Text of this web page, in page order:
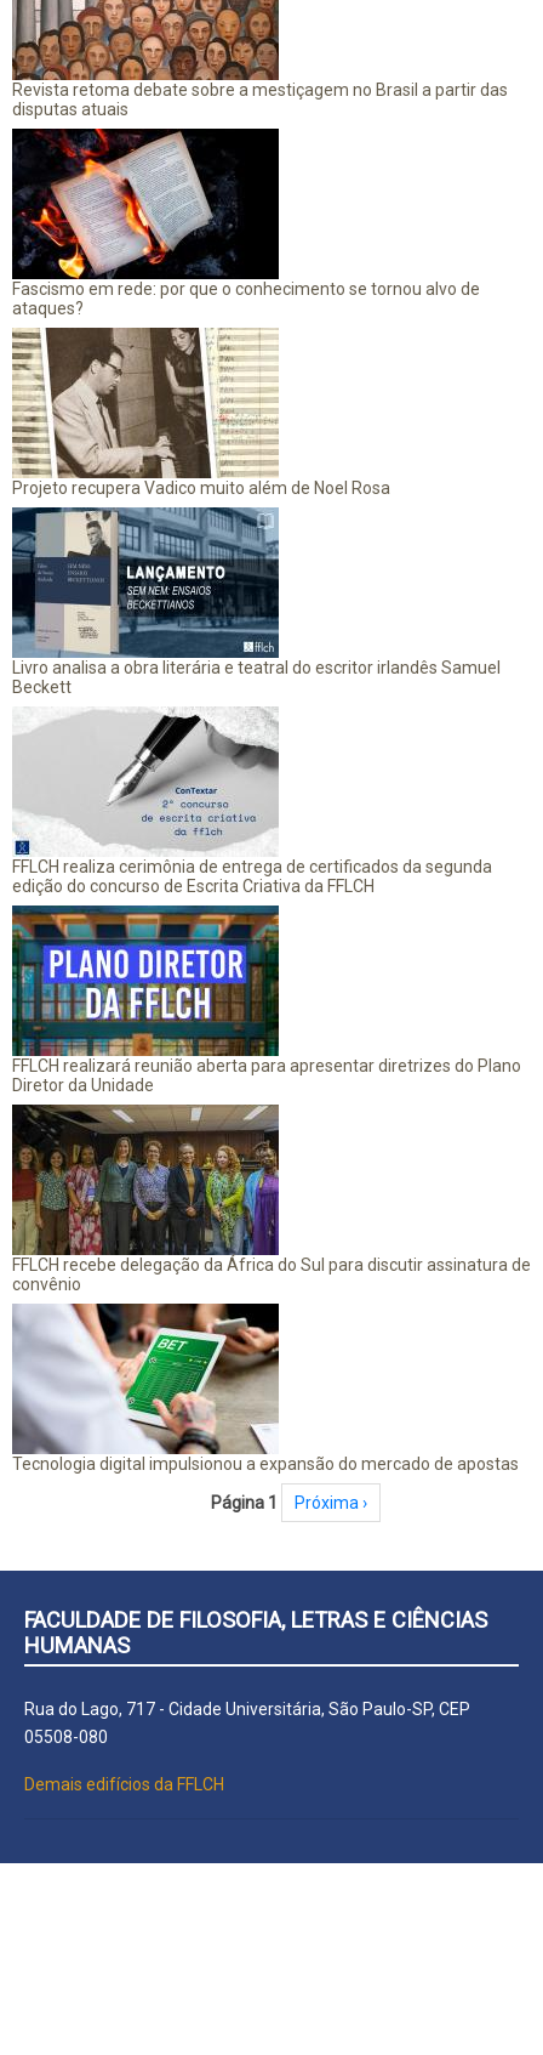
Revista retoma debate sobre a mestiçagem no Brasil a partir das
disputas atuais
Fascismo em rede: por que o conhecimento se tornou alvo de
ataques?
Projeto recupera Vadico muito além de Noel Rosa
Livro analisa a obra literária e teatral do escritor irlandês Samuel
Beckett
FFLCH realiza cerimônia de entrega de certificados da segunda
edição do concurso de Escrita Criativa da FFLCH
FFLCH realizará reunião aberta para apresentar diretrizes do Plano
Diretor da Unidade
FFLCH recebe delegação da África do Sul para discutir assinatura de
convênio
Tecnologia digital impulsionou a expansão do mercado de apostas
Página 1 Próxima página
Próxima ›
FACULDADE DE FILOSOFIA, LETRAS E CIÊNCIAS
HUMANAS
Rua do Lago, 717 - Cidade Universitária, São Paulo-SP, CEP
05508-080
Demais edifícios da FFLCH